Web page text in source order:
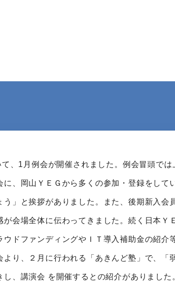
、1月例会が開催されました。例会冒頭で
、岡山ＹＥＧから多くの参加・登録をして
」と挨拶がありました。また、後期新入会
会場全体に伝わってきました。続く日本Ｙ
ドファンディングやＩＴ導入補助金の紹介
り、２月に行われる「あきんど塾」で、「
、講演会 を開催するとの紹介がありました